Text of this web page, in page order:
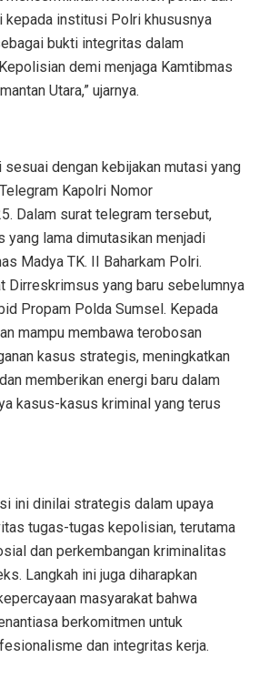
kepada institusi Polri khususnya
bukti integritas dalam
demi menjaga Kamtibmas
Utara,” ujarnya.
sesuai dengan kebijakan mutasi yang
Kapolri Nomor
Dalam surat telegram tersebut,
yang lama dimutasikan menjadi
Madya TK. II Baharkam Polri.
Dirreskrimsus yang baru sebelumnya
Propam Polda Sumsel. Kepada
mampu membawa terobosan
kasus strategis, meningkatkan
memberikan energi baru dalam
kasus-kasus kriminal yang terus
ini dinilai strategis dalam upaya
tugas-tugas kepolisian, terutama
dan perkembangan kriminalitas
Langkah ini juga diharapkan
masyarakat bahwa
berkomitmen untuk
dan integritas kerja.